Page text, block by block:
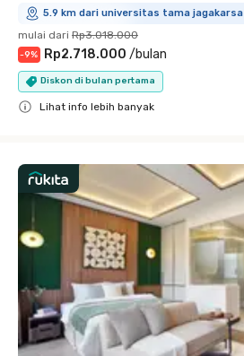
5.9 km dari universitas tama jagakarsa
mulai dari Rp3.018.000
-9% Rp2.718.000 /bulan
Diskon di bulan pertama
Lihat info lebih banyak